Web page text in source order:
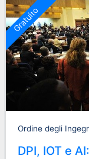
Gratuito
Ordine degli
DPI, IOT e